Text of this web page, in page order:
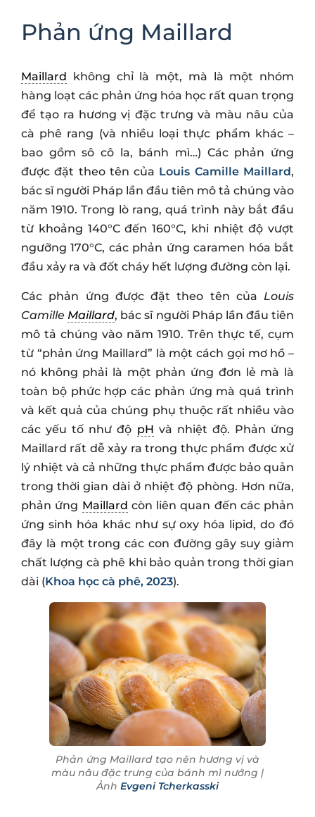
Phản ứng Maillard
Maillard
không chỉ là một, mà là một nhóm
hàng loạt các phản ứng hóa học rất quan trọng
để tạo ra hương vị đặc trưng và màu nâu của
cà phê rang (và nhiều loại thực phẩm khác –
bao gồm sô cô la, bánh mì…) Các phản ứng
được đặt theo tên của Louis Camille Maillard,
bác sĩ người Pháp lần đầu tiên mô tả chúng vào
năm 1910. Trong lò rang, quá trình này bắt đầu
từ khoảng 140°C đến 160°C, khi nhiệt độ vượt
ngưỡng 170°C, các phản ứng caramen hóa bắt
đầu xảy ra và đốt cháy hết lượng đường còn lại.
Các phản ứng được đặt theo tên của Louis
Camille Maillard, bác sĩ người Pháp lần đầu tiên
mô tả chúng vào năm 1910. Trên thực tế, cụm
từ “phản ứng Maillard” là một cách gọi mơ hồ –
nó không phải là một phản ứng đơn lẻ mà là
toàn bộ phức hợp các phản ứng mà quá trình
và kết quả của chúng phụ thuộc rất nhiều vào
các yếu tố như độ pH và nhiệt độ. Phản ứng
Maillard rất dễ xảy ra trong thực phẩm được xử
lý nhiệt và cả những thực phẩm được bảo quản
trong thời gian dài ở nhiệt độ phòng. Hơn nữa,
phản ứng Maillard còn liên quan đến các phản
ứng sinh hóa khác như sự oxy hóa lipid, do đó
đây là một trong các con đường gây suy giảm
chất lượng cà phê khi bảo quản trong thời gian
dài (Khoa học cà phê, 2023).
Phản ứng Maillard tạo nên hương vị và
màu nâu đặc trưng của bánh mì nướng |
Ảnh Evgeni Tcherkasski